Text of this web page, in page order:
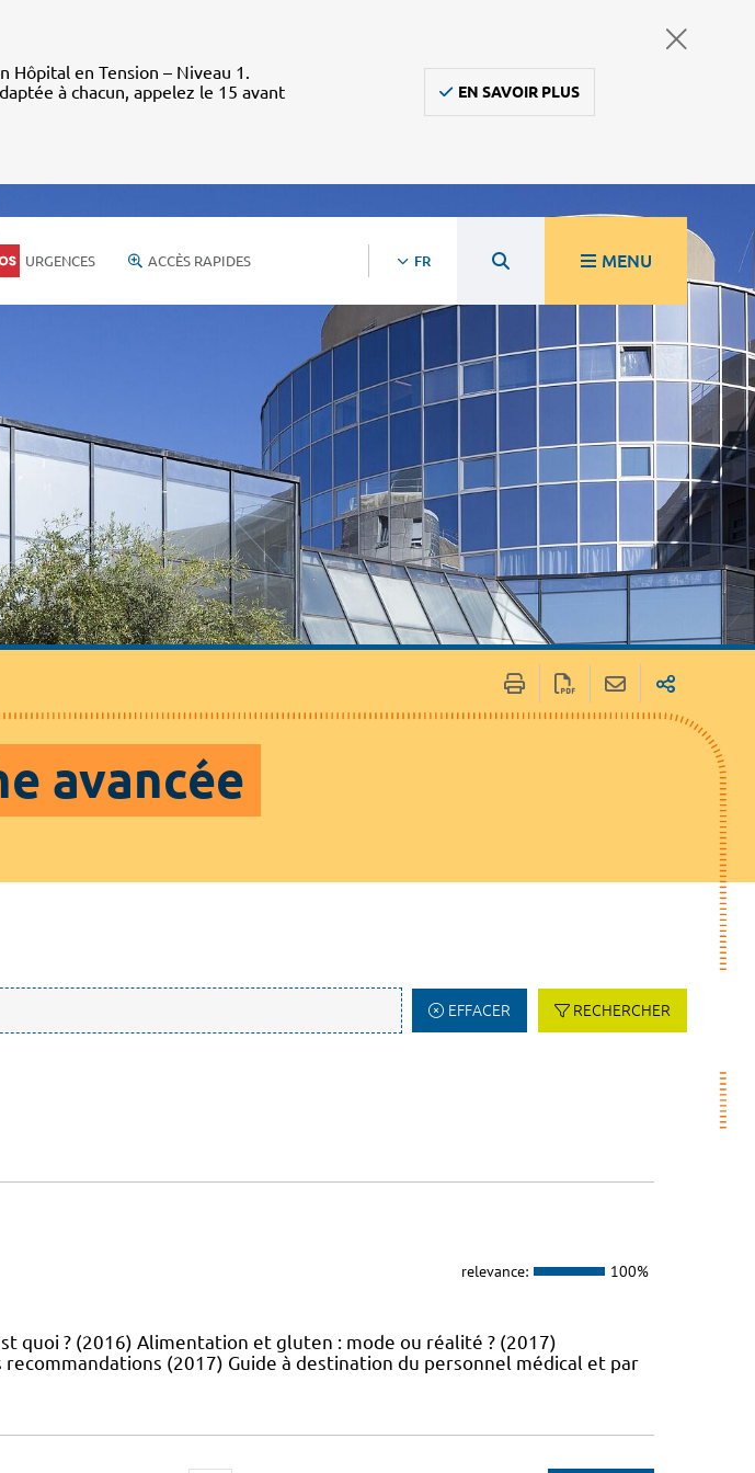
Hôpital en Tension – Niveau 1.
à chacun, appelez le 15 avant
EN SAVOIR PLUS
URGENCES ACCÈS RAPIDES FR MENU
avancée
EFFACER RECHERCHER
relevance: 100%
quoi ? (2016) Alimentation et gluten : mode ou réalité ? (2017)
(2017) Guide à destination du personnel médical et par